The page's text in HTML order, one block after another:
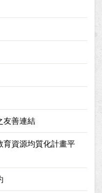
友善連結
資源均質化計畫平